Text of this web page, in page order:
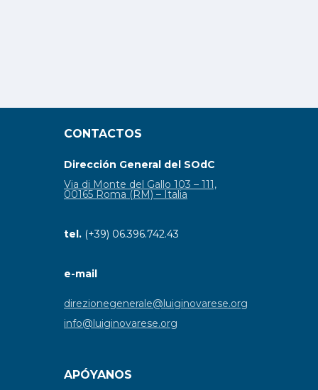
CONTACTOS
Dirección General del SOdC
Via di Monte del Gallo 103 – 111,
00165 Roma (RM) – Italia
tel. (+39) 06.396.742.43
e-mail
direzionegenerale@luiginovarese.org
info@luiginovarese.org
APÓYANOS